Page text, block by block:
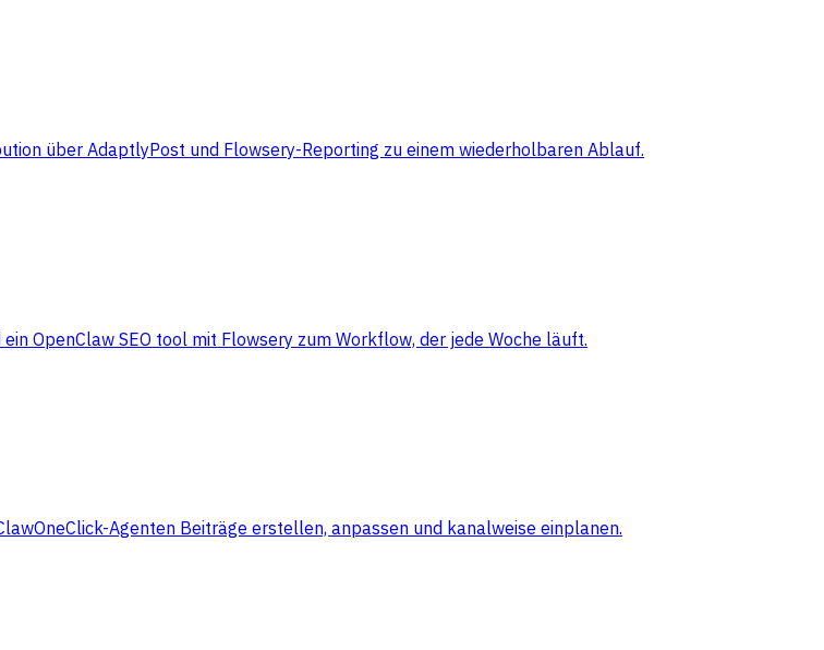
über AdaptlyPost und Flowsery-Reporting zu einem wiederholbaren Ablauf.
OpenClaw SEO tool mit Flowsery zum Workflow, der jede Woche läuft.
Agenten Beiträge erstellen, anpassen und kanalweise einplanen.